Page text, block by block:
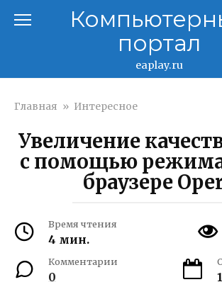
портал
eaplay.ru
Главная » Интересное
Увеличение
с помощью
браузере
Время чтения
4 мин.
Комментарии
0